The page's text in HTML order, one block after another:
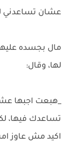
عشان تساعدني
مال بجسده
لها، وقال:
_هبعت اجبها
تساعدك فيها،
اكيد مش عاوز